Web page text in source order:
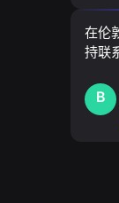
在伦
持联
B